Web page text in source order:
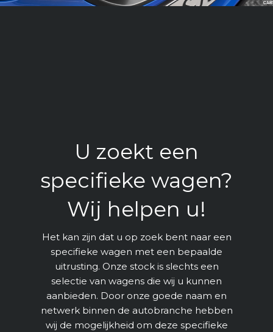
U zoekt een
specifieke wagen?
Wij helpen u!
Het kan zijn dat u op zoek bent naar een
specifieke wagen met een bepaalde
uitrusting. Onze stock is slechts een
selectie van wagens die wij u kunnen
aanbieden. Door onze goede naam en
netwerk binnen de autobranche hebben
wij de mogelijkheid om deze specifieke